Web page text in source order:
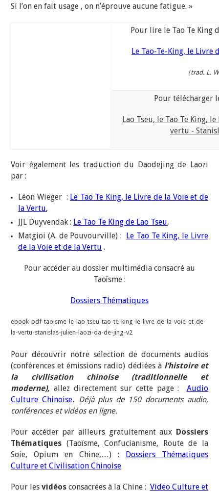
Si l’on en fait usage , on n’éprouve aucune fatigue. »
Pour lire le Tao Te King
Le Tao-Te-King, le Livre
（trad. L.
Pour télécharger
Lao Tseu, le Tao Te King,
vertu -
Voir également les traduction du Daodejing de Laozi
par :
Léon Wieger : Le Tao Te King, le Livre de la Voie et de
la Vertu,
JJL Duyvendak : Le Tao Te King de Lao Tseu,
Matgioi (A. de Pouvourville) : Le Tao Te King, le Livre
de la Voie et de la Vertu .
Pour accéder au dossier multimédia consacré au
Taoïsme :
Dossiers Thématiques
ebook-pdf-taoisme-le-lao-tseu-tao-te-king-le-livre-de-la-voie-et-de-
la-vertu-stanislas-julien-laozi-da-de-jing-v2
Pour découvrir notre sélection de documents audios
(conférences et émissions radio) dédiées à l’histoire et
la civilisation chinoise (traditionnelle et
moderne), allez directement sur cette page : Audio
Culture Chinoise. Déjà plus de 150 documents audio,
conférences et vidéos en ligne.
Pour accéder par ailleurs gratuitement aux Dossiers
Thématiques (Taoïsme, Confucianisme, Route de la
Soie, Opium en Chine,…) : Dossiers Thématiques
Culture et Civilisation Chinoise
Pour lesvidéos consacrées à la Chine : Vidéo Culture et